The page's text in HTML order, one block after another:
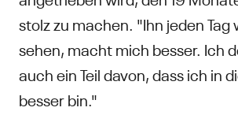
stolz zu machen. "Ihn jeden Tag
sehen, macht mich besser. Ich
auch ein Teil davon, dass ich in
besser bin."